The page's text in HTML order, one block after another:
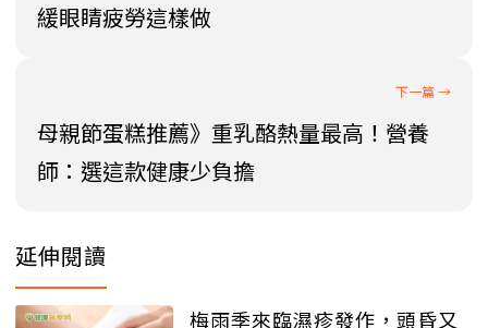
緩眼睛疲勞這樣做
母親節蛋糕推薦》重乳酪熱量最高！營養
師：選這款健康少負擔
延伸閱讀
梅雨季來臨濕疹發作，頭昏又